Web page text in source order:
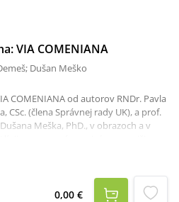
VIA COMENIANA
Dušan Meško
COMENIANA od autorov RNDr. Pavla
CSc. (člena Správnej rady UK), a prof.
Meška, PhD., v obrazoch a v
0,00 €